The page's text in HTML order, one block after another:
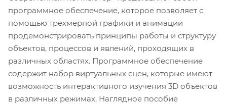
программное обеспечение, которое позволяет с
помощью трехмерной графики и анимации
продемонстрировать принципы работы и структуру
объектов, процессов и явлений, проходящих в
различных областях. Программное обеспечение
содержит набор виртуальных сцен, которые имеют
возможность интерактивного изучения 3D объектов
в различных режимах. Наглядное пособие